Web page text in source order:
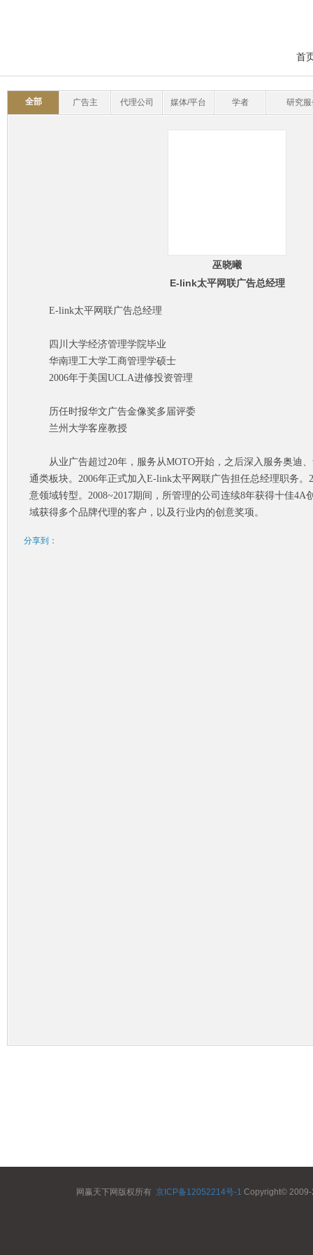
首
全部 广告主 代理公司 媒体/平台 学者 研究
巫晓曦
E-link太平网联广告总经理
E-link太平网联广告总经理
四川大学经济管理学院毕业
华南理工大学工商管理学硕士
2006年于美国UCLA进修投资管理
历任时报华文广告金像奖多届评委
兰州大学客座教授
从业广告超过20年，服务从MOTO开始，之后深入服务奥迪
通类板块。2006年正式加入E-link太平网联广告担任总经理职务。
意领域转型。2008~2017期间，所管理的公司连续8年获得十佳4A
域获得多个品牌代理的客户，以及行业内的创意奖项。
分享到：
网赢天下网版权所有 京ICP备12052214号-1 Copyright©